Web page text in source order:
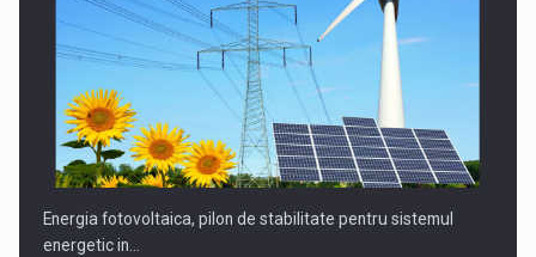
Energia fotovoltaica, pilon de stabilitate pentru sistemul
energetic in…